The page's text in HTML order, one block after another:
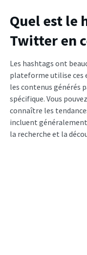
Quel est le
Twitter en
Les hashtags ont
plateforme utilise ces
les contenus générés
spécifique. Vous
connaître les
incluent
la recherche et la